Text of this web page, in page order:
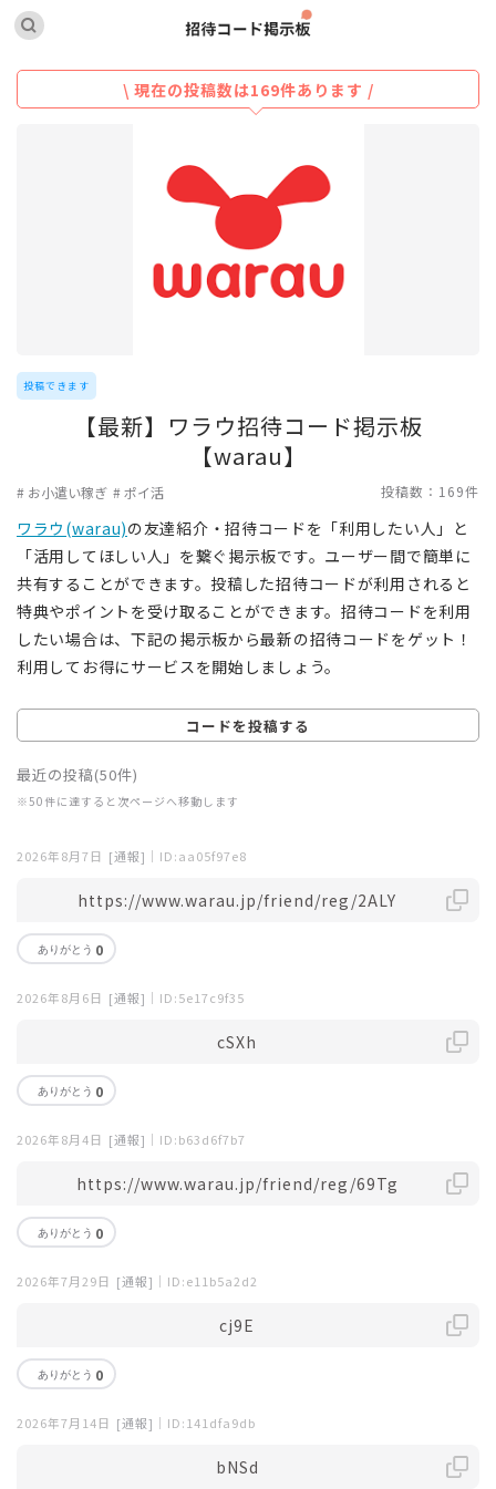
\ 現在の投稿数は169件あります /
投稿できます
【最新】ワラウ招待コード掲示板
【warau】
お小遣い稼ぎ ポイ活 投稿数：169件
ワラウ(warau)の友達紹介・招待コードを「利用したい人」と
「活用してほしい人」を繋ぐ掲示板です。ユーザー間で簡単に
共有することができます。投稿した招待コードが利用されると
特典やポイントを受け取ることができます。招待コードを利用
したい場合は、下記の掲示板から最新の招待コードをゲット！
利用してお得にサービスを開始しましょう。
コードを投稿する
最近の投稿(50件)
※50件に達すると次ページへ移動します
2026年8月7日 [通報] ｜ID:aa05f97e8
https://www.warau.jp/friend/reg/2ALY
0
2026年8月6日 [通報] ｜ID:5e17c9f35
cSXh
0
2026年8月4日 [通報] ｜ID:b63d6f7b7
https://www.warau.jp/friend/reg/69Tg
0
2026年7月29日 [通報] ｜ID:e11b5a2d2
cj9E
0
2026年7月14日 [通報] ｜ID:141dfa9db
bNSd